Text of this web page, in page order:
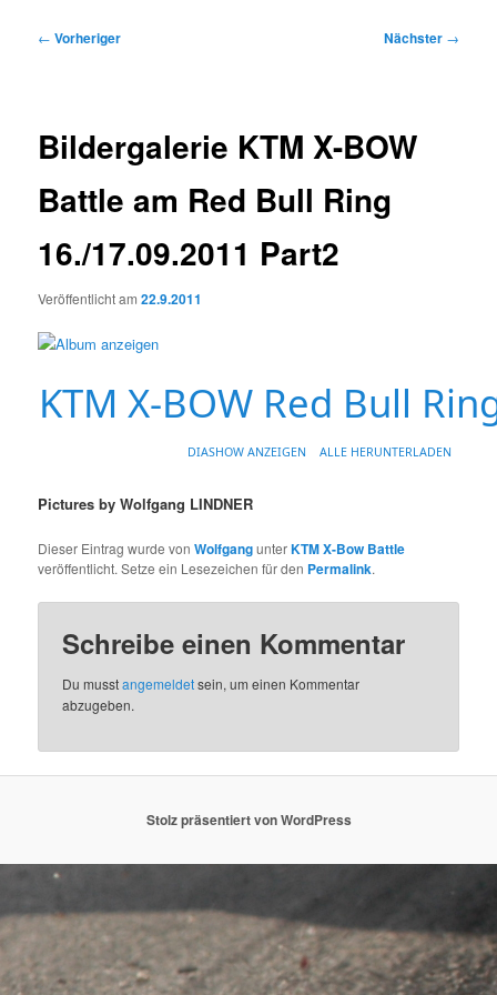
Beitragsnavigation
← Vorheriger Nächster →
Bildergalerie KTM X-BOW
Battle am Red Bull Ring
16./17.09.2011 Part2
Veröffentlicht am22.9.2011
KTM X-BOW Red Bull
DIASHOW ANZEIGEN ALLE HERUNTERLADEN
Pictures by Wolfgang LINDNER
Dieser Eintrag wurde vonWolfgangunterKTM X-Bow Battle
veröffentlicht. Setze ein Lesezeichen für den Permalink.
Schreibe einen Kommentar
Du musstangemeldetsein, um einen Kommentar
abzugeben.
Stolz präsentiert von WordPress